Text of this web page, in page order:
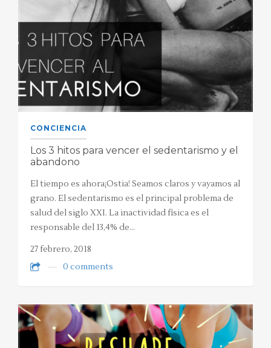
CONCIENCIA
Los 3 hitos para vencer el sedentarismo y el
abandono
El tiempo es ahora¡Ostia! Seamos claros y vayamos al
grano. El sedentarismo es el principal problema de
salud del siglo XXI. La inactividad física es el
responsable del 13,4% de…
27 febrero, 2018
0 comments